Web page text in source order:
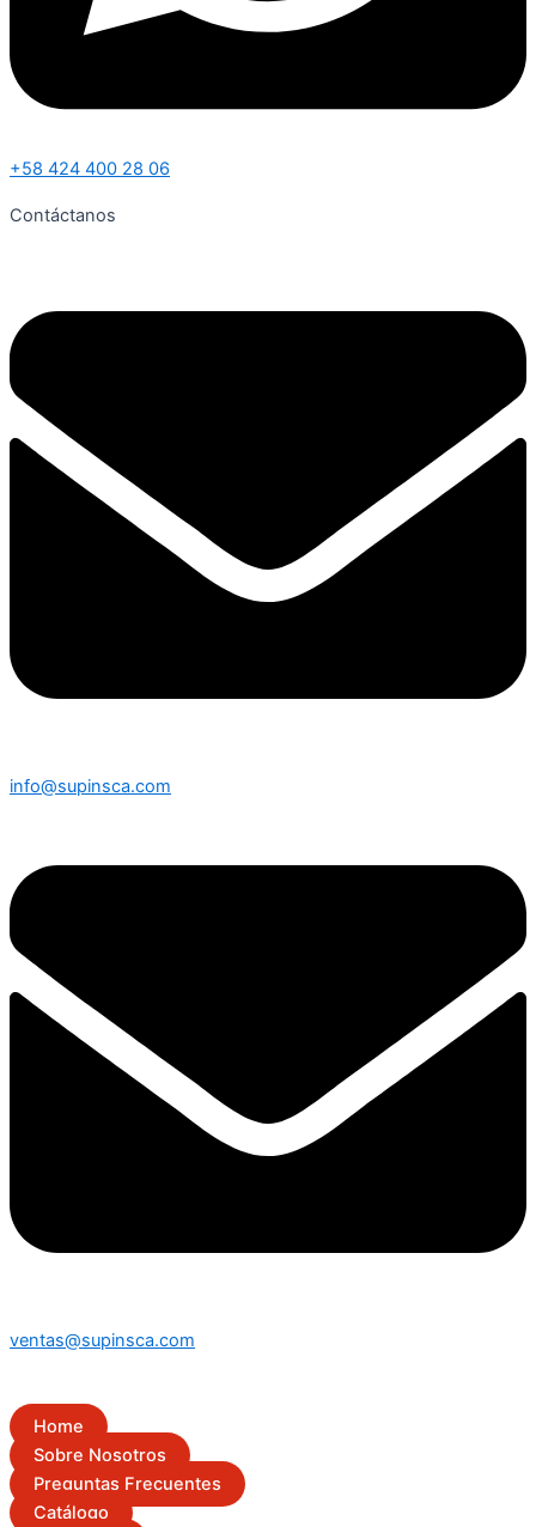
+58 424 400 28 06
Contáctanos
info@supinsca.com
ventas@supinsca.com
Home
Sobre Nosotros
Preguntas Frecuentes
Catálogo